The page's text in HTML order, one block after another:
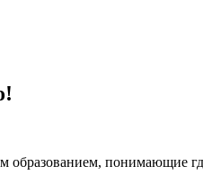
образованием, понимающие